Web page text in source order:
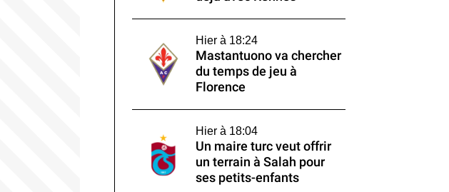
Hier à 18:24
Mastantuono va chercher
du temps de jeu à
Florence
Hier à 18:04
Un maire turc veut offrir
un terrain à Salah pour
ses petits-enfants